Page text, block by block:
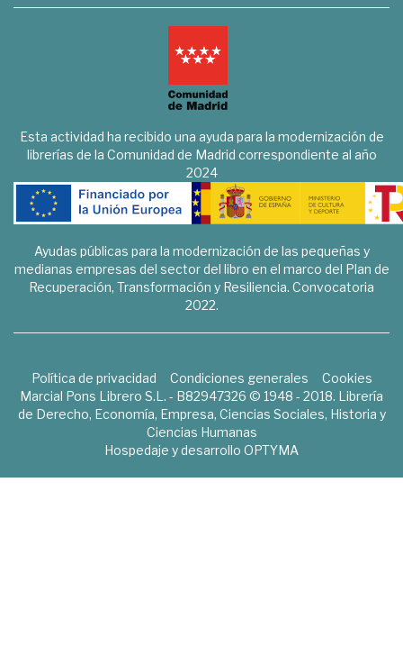
Esta actividad ha recibido una ayuda para la modernización de
librerías de la Comunidad de Madrid correspondiente al año
2024
Ayudas públicas para la modernización de las pequeñas y
medianas empresas del sector del libro en el marco del Plan de
Recuperación, Transformación y Resiliencia. Convocatoria
2022.
Política de privacidad Condiciones generales
Cookies
Marcial Pons Librero S.L. - B82947326 © 1948 - 2018. Librería
de Derecho, Economía, Empresa, Ciencias Sociales, Historia y
Ciencias Humanas
Hospedaje y desarrollo OPTYMA